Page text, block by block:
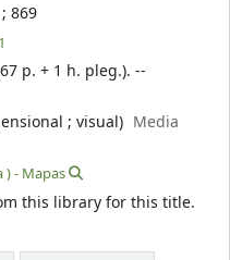
; 869
p. + 1 h. pleg.). --
; visual) Media
) - Mapas
this library for this title.